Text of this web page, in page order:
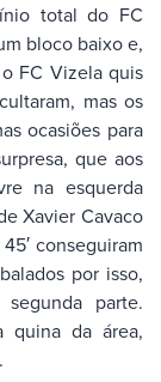
total do FC
bloco baixo e,
FC Vizela quis
mas os
ocasiões para
que aos
na esquerda
Xavier Cavaco
conseguiram
por isso,
parte.
quina da área,